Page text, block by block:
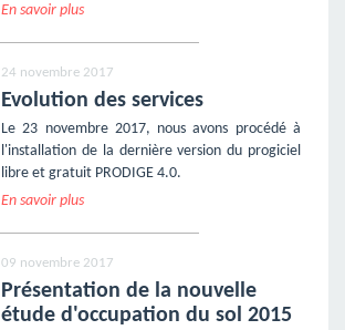
En savoir plus
24 novembre 2017
Evolution des services
Le 23 novembre 2017, nous avons procédé à
l'installation de la dernière version du progiciel
libre et gratuit PRODIGE 4.0.
En savoir plus
09 novembre 2017
Présentation de la nouvelle
étude d'occupation du sol 2015